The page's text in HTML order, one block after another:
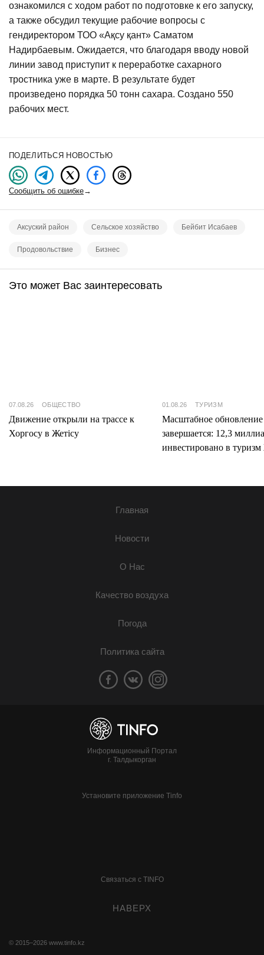
ознакомился с ходом работ по подготовке к его запуску,
а также обсудил текущие рабочие вопросы с
гендиректором ТОО «Ақсу қант» Саматом
Надирбаевым. Ожидается, что благодаря вводу новой
линии завод приступит к переработке сахарного
тростника уже в марте. В результате будет
произведено порядка 50 тонн сахара. Создано 550
рабочих мест.
ПОДЕЛИТЬСЯ НОВОСТЬЮ
Сообщить об ошибке→
Аксуский район Сельское хозяйство Бейбит Исабаев
Продовольствие Бизнес
Это может Вас заинтересовать
07.08.26 ОБЩЕСТВО
Движение открыли на трассе к
Хоргосу в Жетісу
01.08.26 ТУРИЗМ
Масштабное
завершается: 12,3
инвестировано в туризм
Главная
Новости
О Нас
Качество воздуха
Погода
Политика сайта
Информационный Портал
г. Талдыкорган
Установите приложение Tinfo
Связаться с TINFO
НАВЕРХ
© 2015–2026 www.tinfo.kz